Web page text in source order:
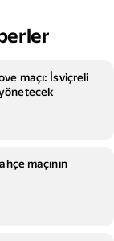
maçı: İsviçreli
maçının